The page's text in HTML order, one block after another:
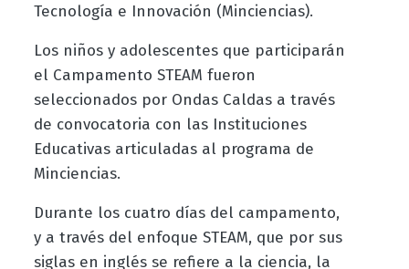
Tecnología e Innovación (Minciencias).
Los niños y adolescentes que participarán
el Campamento STEAM fueron
seleccionados por Ondas Caldas a través
de convocatoria con las Instituciones
Educativas articuladas al programa de
Minciencias.
Durante los cuatro días del campamento,
y a través del enfoque STEAM, que por sus
siglas en inglés se refiere a la ciencia, la